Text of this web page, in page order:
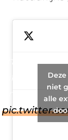
different
unimpressive.
niet
alle